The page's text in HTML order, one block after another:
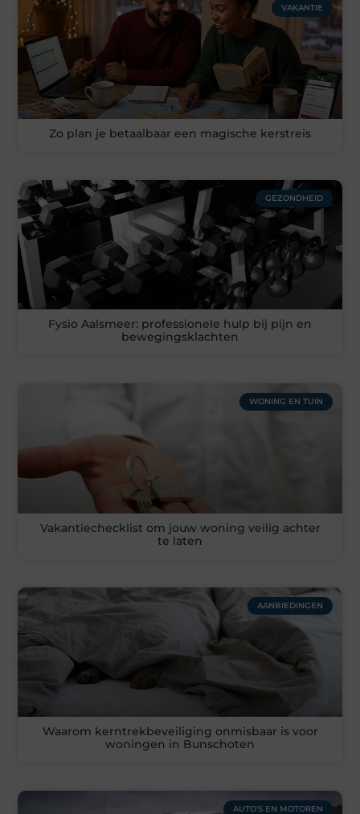
VAKANTIE
Zo plan je betaalbaar een magische kerstreis
GEZONDHEID
Fysio Aalsmeer: professionele hulp bij pijn en
bewegingsklachten
WONING EN TUIN
Vakantiechecklist om jouw woning veilig achter
te laten
AANBIEDINGEN
Waarom kerntrekbeveiliging onmisbaar is voor
woningen in Bunschoten
AUTO'S EN MOTOREN